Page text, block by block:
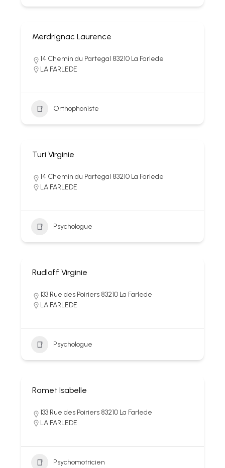
Merdrignac Laurence
14 Chemin du Partegal 83210 La Farlede
LA FARLEDE
Orthophoniste
Turi Virginie
14 Chemin du Partegal 83210 La Farlede
LA FARLEDE
Psychologue
Rudloff Virginie
133 Rue des Poiriers 83210 La Farlede
LA FARLEDE
Psychologue
Ramet Isabelle
133 Rue des Poiriers 83210 La Farlede
LA FARLEDE
Psychomotricien